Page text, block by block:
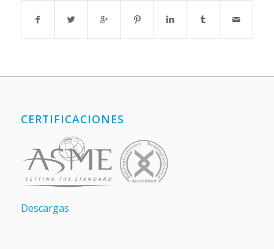
CERTIFICACIONES
Descargas